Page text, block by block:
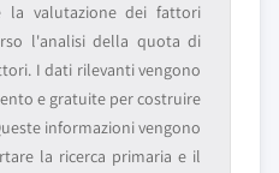
la valutazione dei fattori
l'analisi della quota di
I dati rilevanti vengono
e gratuite per costruire
informazioni vengono
la ricerca primaria e il